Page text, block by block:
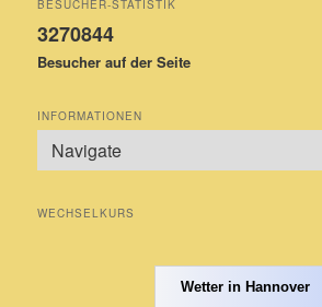
BESUCHER-STATISTIK
3270844
Besucher auf der Seite
INFORMATIONEN
WECHSELKURS
Wetter in Hannover